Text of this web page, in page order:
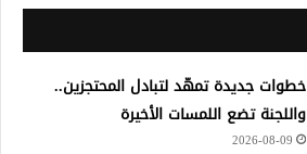
خطوات جديدة تمهّد لتبادل المحتجزين..
واللجنة تضع اللمسات الأخيرة
2026-08-09